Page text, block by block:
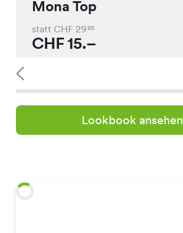
Mona Top
statt CHF 2995
CHF15.–
Lookbook ansehen